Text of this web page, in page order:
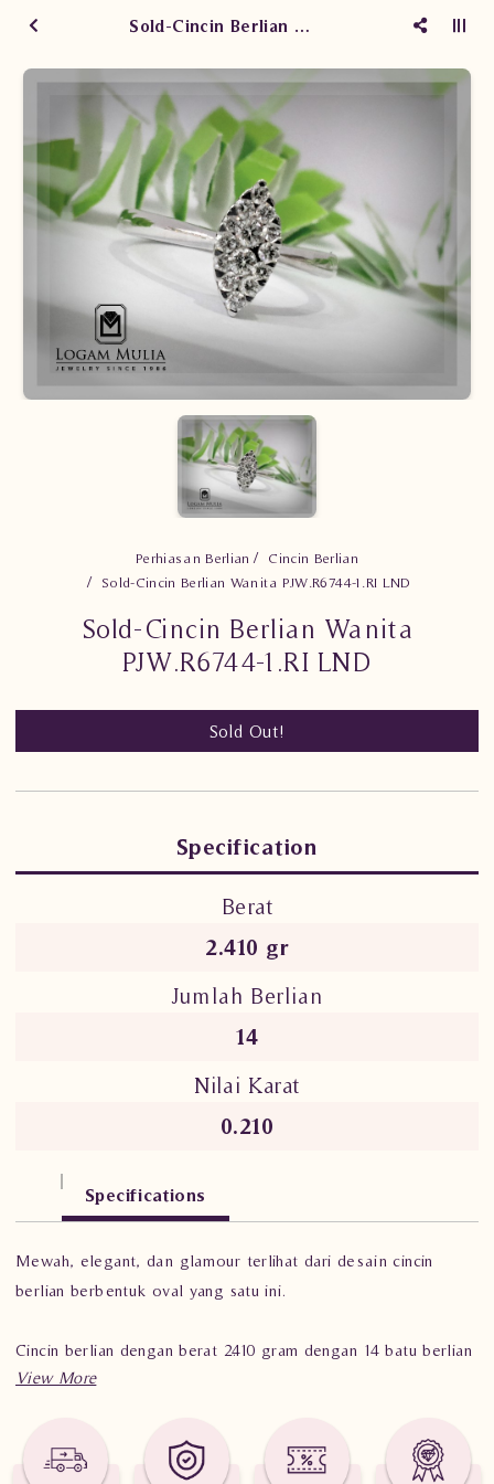
Sold-Cincin Berlian Wanita PJW.R6744-1.RI LND
Perhiasan Berlian
Cincin Berlian
Sold-Cincin Berlian Wanita PJW.R6744-1.RI LND
Sold-Cincin Berlian Wanita
PJW.R6744-1.RI LND
Sold Out!
Specification
Berat
2.410 gr
Jumlah Berlian
14
Nilai Karat
0.210
Specifications
Mewah, elegant, dan glamour terlihat dari desain cincin
berlian berbentuk oval yang satu ini.
Cincin berlian dengan berat 2.410 gram dengan 14 batu berlian
dengan beragam bentuk sebesar 0.210 karat.
Buat Anda pecinta fashion, cincin berlian ini cocok untuk
Anda gunakan.